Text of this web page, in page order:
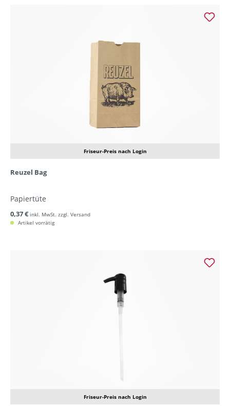
Friseur-Preis nach Login
Reuzel Bag
Papiertüte
0,37 € inkl. MwSt. zzgl. Versand
Artikel vorrätig
Friseur-Preis nach Login